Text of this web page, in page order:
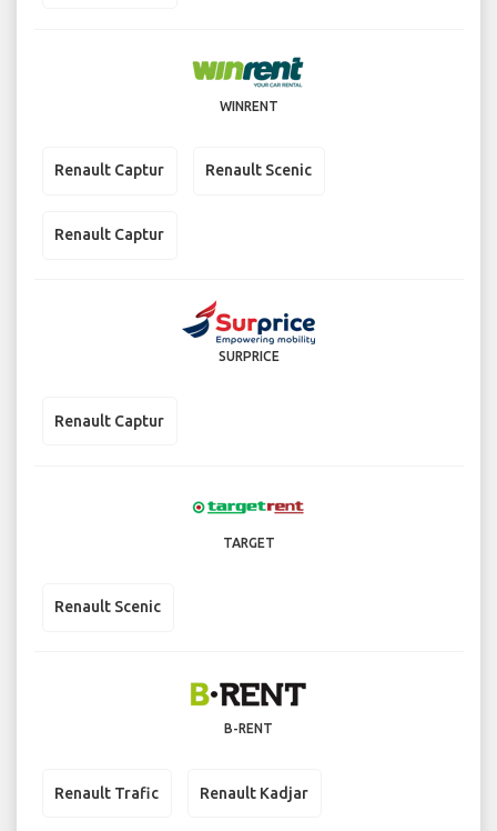
WINRENT
Renault Captur Renault Scenic
Renault Captur
SURPRICE
Renault Captur
TARGET
Renault Scenic
B-RENT
Renault Trafic Renault Kadjar